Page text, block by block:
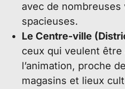
avec de nombreuses
spacieuses.
Le Centre-ville
ceux qui veulent
l’animation, proche
magasins et lieux